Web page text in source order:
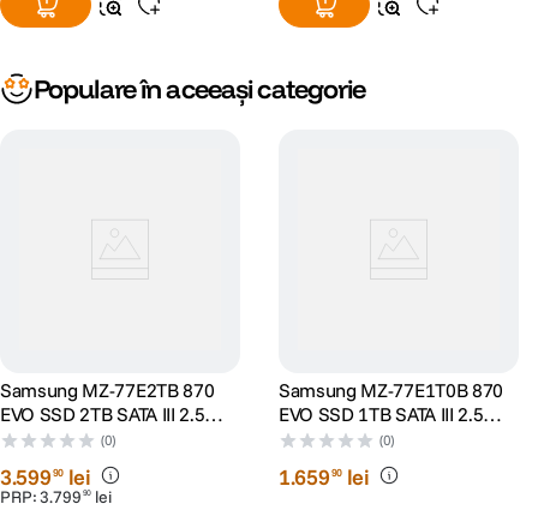
Populare în aceeași categorie
Samsung MZ-77E2TB 870
EVO SSD 2TB SATA III 2.5
inch
(0)
3.59990 lei
PRP:3.799 90 lei
Samsung MZ-77E1T0B 870
EVO SSD 1TB SATA III 2.5
inch
(0)
1.65990 lei